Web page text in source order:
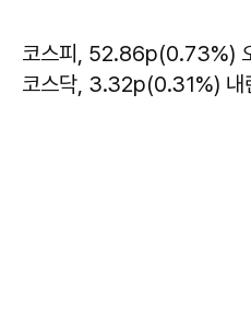
코스피, 52.86p(0.73%)
코스닥, 3.32p(0.31%) 내